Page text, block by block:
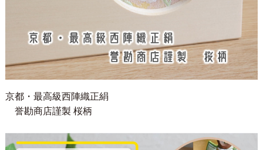
京都・最高級西陣織正絹
誉勘商店謹製 桜柄